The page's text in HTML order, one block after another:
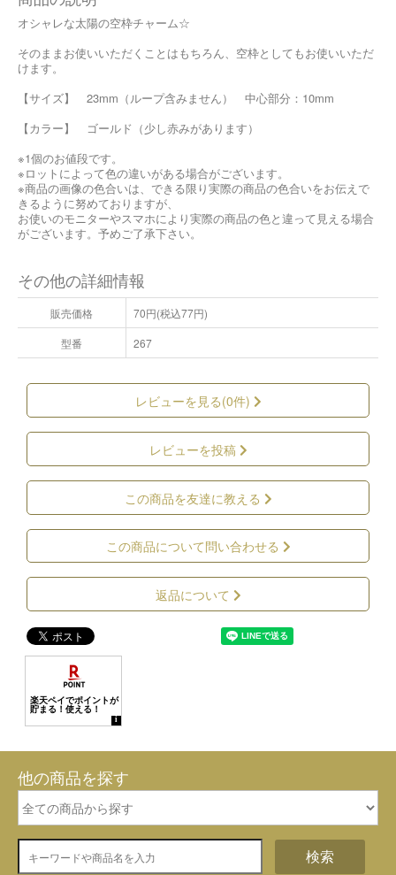
オシャレな太陽の空枠チャーム☆
そのままお使いいただくことはもちろん、空枠としてもお使いいただ
けます。
【サイズ】 23mm（ループ含みません） 中心部分：10mm
【カラー】 ゴールド（少し赤みがあります）
※1個のお値段です。
※ロットによって色の違いがある場合がございます。
※商品の画像の色合いは、できる限り実際の商品の色合いをお伝えで
きるように努めておりますが、
お使いのモニターやスマホにより実際の商品の色と違って見える場合
がございます。予めご了承下さい。
その他の詳細情報
販売価格
70円(税込77円)
型番
267
レビューを見る(0件)
レビューを投稿
この商品を友達に教える
この商品について問い合わせる
返品について
他の商品を探す
検索